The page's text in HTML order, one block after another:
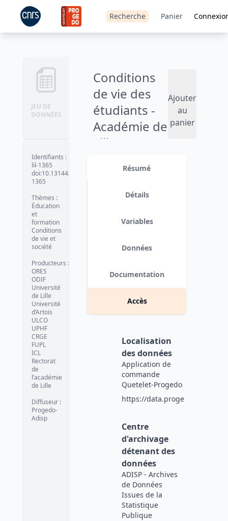
Recherche Panier
JEU DE
DONNÉES
Conditions
de vie des
étudiants -
Académie de
Lille - 2019
Ajouter
au
panier
Identifiants :
lil-1365
doi:10.13144/lil-
1365
Thèmes :
Éducation
et
formation
Conditions
de vie et
société
Producteurs :
ORES
ODIF
Université
de Lille
Université
d’Artois
ULCO
UPHF
CRGE
FUPL
ICL
Rectorat
de
l’académie
de Lille
Diffuseur :
Progedo-
Adisp
Résumé
Détails
Variables
Données
Documentation
Accès
Localisation
des données
Application de
commande
Quetelet-Progedo
https://data.progedo.fr
Centre
d'archivage
détenant des
données
ADISP - Archives
de Données
Issues de la
Statistique
Publique